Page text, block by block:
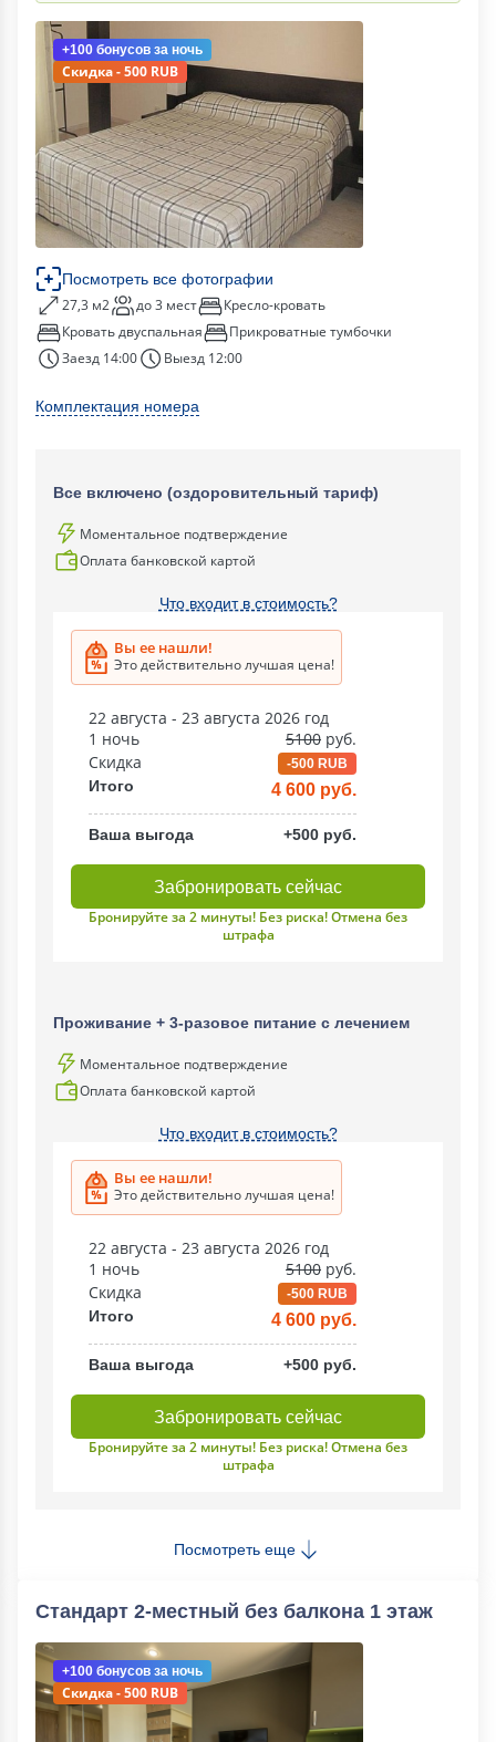
+100 бонусов за ночь
Скидка - 500 RUB
Посмотреть все фотографии
27,3 м2 до 3 мест
Кресло-кровать
Кровать двуспальная
Прикроватные тумбочки
Заезд 14:00
Выезд 12:00
Комплектация номера
Все включено (оздоровительный тариф)
Моментальное подтверждение
Оплата банковской картой
Что входит в стоимость?
Вы ее нашли!
Это действительно лучшая цена!
22 августа - 23 августа 2026 год
1 ночь
5100 руб.
Скидка
-500 RUB
Итого 4 600 руб.
Ваша выгода +500 руб.
Забронировать сейчас
Бронируйте за 2 минуты! Без риска! Отмена без
штрафа
Проживание + 3-разовое питание с лечением
Моментальное подтверждение
Оплата банковской картой
Что входит в стоимость?
Вы ее нашли!
Это действительно лучшая цена!
22 августа - 23 августа 2026 год
1 ночь
5100 руб.
Скидка
-500 RUB
Итого 4 600 руб.
Ваша выгода +500 руб.
Забронировать сейчас
Бронируйте за 2 минуты! Без риска! Отмена без
штрафа
Посмотреть еще
Стандарт 2-местный без балкона 1 этаж
+100 бонусов за ночь
Скидка - 500 RUB